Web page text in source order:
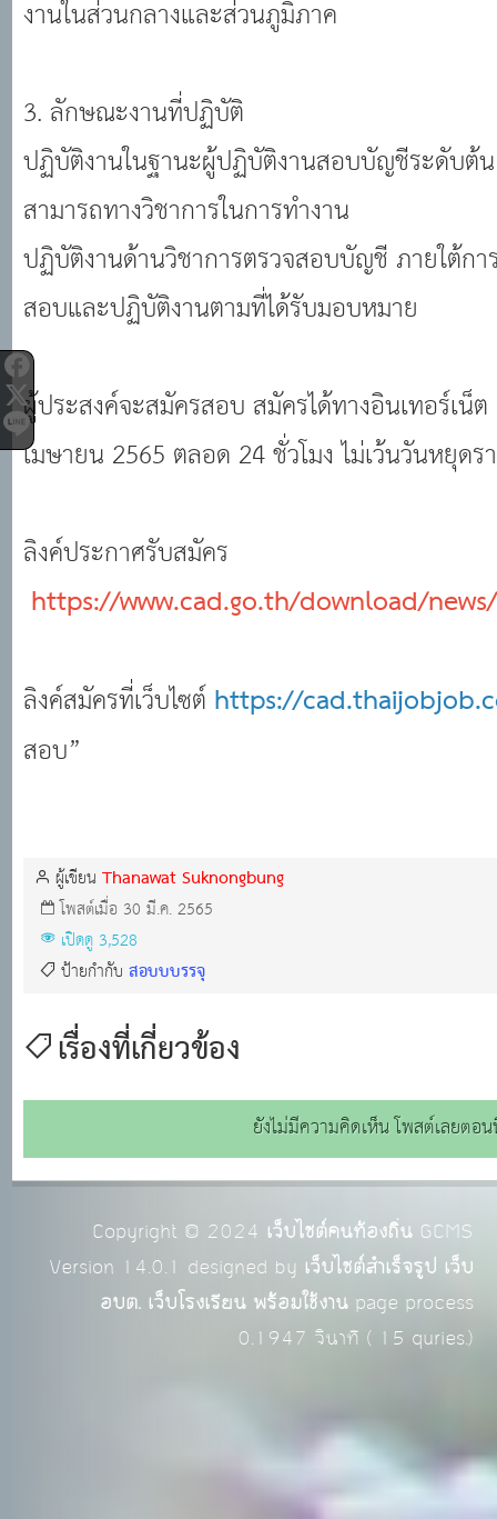
งานในส่วนกลางและส่วนภูมิภาค
3. ลักษณะงานที่ปฏิบัติ
ปฏิบัติงานในฐานะผู้ปฏิบัติงานสอบบัญชีระดับต้
สามารถทางวิชาการในการทํางาน
ปฏิบัติงานด้านวิชาการตรวจสอบบัญชี ภายใต้ก
สอบและปฏิบัติงานตามที่ได้รับมอบหมาย
ผู้ประสงค์จะสมัครสอบ สมัครได้ทางอินเทอร์เน็
เมษายน 2565 ตลอด 24 ชั่วโมง ไม่เว้นวันหยุด
ลิงค์ประกาศรับสมัคร
https://www.cad.go.th/download/
ลิงค์สมัครที่เว็บไซต์https://
สอบ”
ผู้เขียนThanawat Suknongbung
โพสต์เมื่อ 30 มี.ค. 2565
เปิดดู 3,528
ป้ายกำกับสอบบบรรจุ
เรื่องที่เกี่ยวข้อง
ยังไม่มีความคิดเห็น โพสต์เลยตอ
Copyright © 2024 เว็บไซต์คนท้องถิ่นGCMS
Version 14.0.1 designed by เว็บไซต์สำเร็จรูป เว็บ
อบต. เว็บโรงเรียน พร้อมใช้งานpage process
0.1947 วินาที ( 15 quries.)